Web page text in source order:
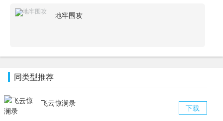
地牢围攻
同类型推荐
下载
飞云惊澜录